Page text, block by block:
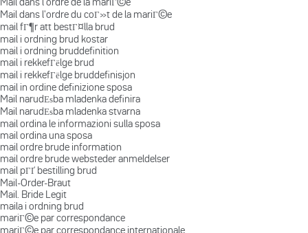
Mail dans l'ordre du coГ»t de la mariГ©e
mail fГ¶r att bestГ¤lla brud
mail i ordning brud kostar
mail i ordning bruddefinition
mail i rekkefГёlge brud
mail i rekkefГёlge bruddefinisjon
mail in ordine definizione sposa
Mail narudЕѕba mladenka definira
Mail narudЕѕba mladenka stvarna
mail ordina le informazioni sulla sposa
mail ordina una sposa
mail ordre brude information
mail ordre brude websteder anmeldelser
mail pГҐ bestilling brud
Mail-Order-Braut
Mail. Bride Legit
maila i ordning brud
mariГ©e par correspondance
mariГ©e par correspondance internationale